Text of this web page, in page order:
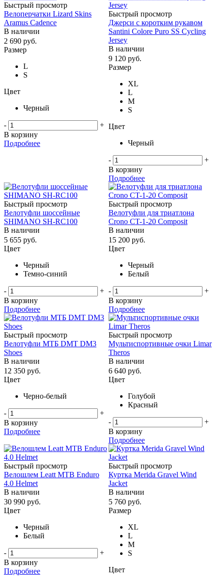
Быстрый просмотр
Велоперчатки Lizard Skins
Aramus Cadence
В наличии
2 690 руб.
Размер
L
S
Цвет
Черный
-
+
В корзину
Подробнее
Быстрый просмотр
Джерси с коротким рукавом
Santini Colore Puro SS Cycling
Jersey
В наличии
9 120 руб.
Размер
XL
L
M
S
Цвет
Черный
-
+
В корзину
Подробнее
Быстрый просмотр
Велотуфли шоссейные
SHIMANO SH-RC100
В наличии
5 655 руб.
Цвет
Черный
Темно-синий
-
+
В корзину
Подробнее
Быстрый просмотр
Велотуфли для триатлона
Crono CT-1-20 Composit
В наличии
15 200 руб.
Цвет
Черный
Белый
-
+
В корзину
Подробнее
Быстрый просмотр
Велотуфли МТБ DMT DM3
Shoes
В наличии
12 350 руб.
Цвет
Черно-белый
-
+
В корзину
Подробнее
Быстрый просмотр
Мультиспортивные очки Limar
Theros
В наличии
6 640 руб.
Цвет
Голубой
Красный
-
+
В корзину
Подробнее
Быстрый просмотр
Велошлем Leatt MTB Enduro
4.0 Helmet
В наличии
30 990 руб.
Цвет
Черный
Белый
-
+
В корзину
Подробнее
Быстрый просмотр
Куртка Merida Gravel Wind
Jacket
В наличии
5 760 руб.
Размер
XL
L
M
S
Цвет